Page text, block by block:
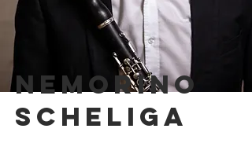
Nemorino
Scheliga